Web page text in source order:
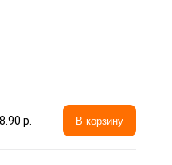
8.90 p. В корзину